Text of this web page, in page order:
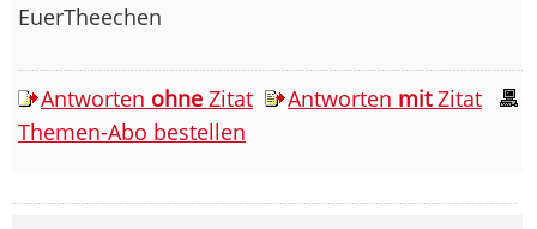
EuerTheechen
Antworten ohne Zitat Antworten mitZitat
Themen-Abo bestellen